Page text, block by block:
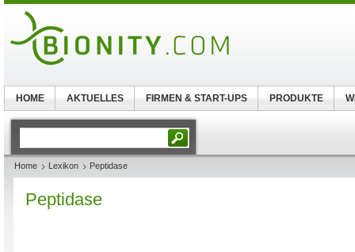
Home Lexikon Peptidase
Peptidase
HOME AKTUELLES FIRMEN & START-UPS PRODUKTE